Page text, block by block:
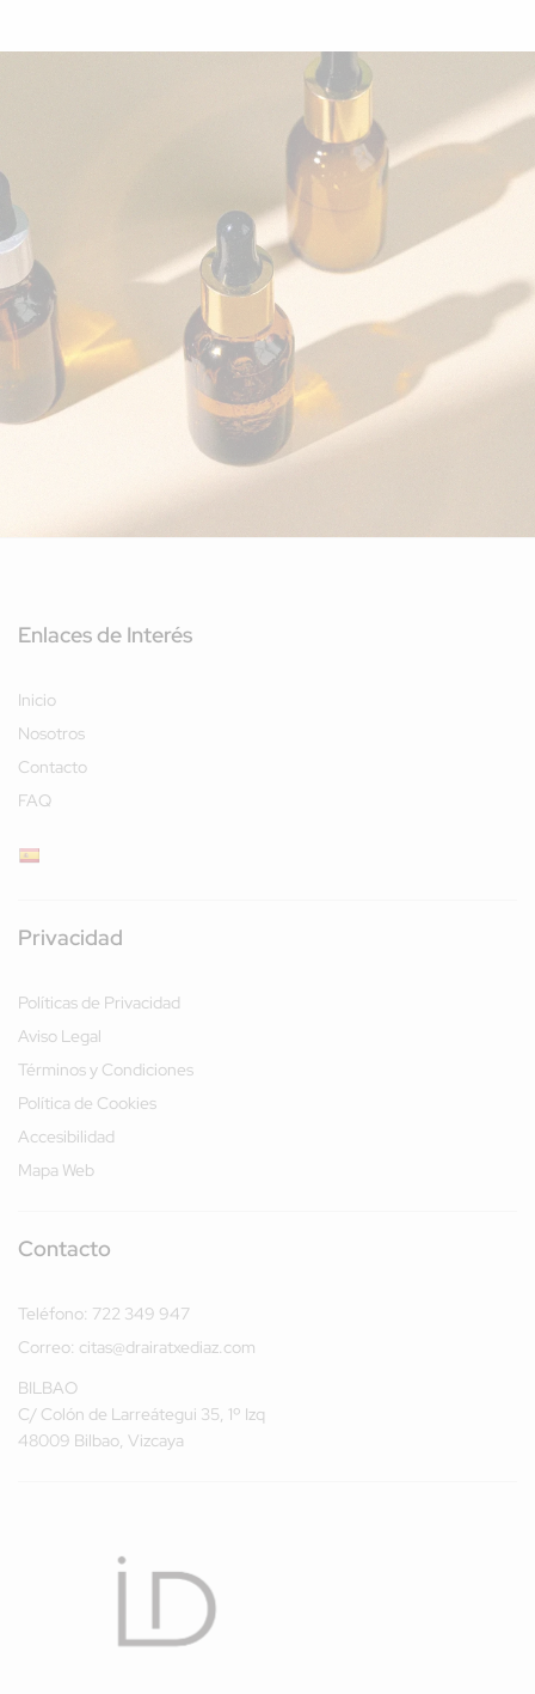
Enlaces de Interés
Inicio
Nosotros
Contacto
FAQ
Privacidad
Políticas de Privacidad
Aviso Legal
Términos y Condiciones
Política de Cookies
Accesibilidad
Mapa Web
Contacto
Teléfono: 722 349 947
Correo: citas@drairatxediaz.com
BILBAO
C/ Colón de Larreátegui 35, 1º Izq
48009 Bilbao, Vizcaya